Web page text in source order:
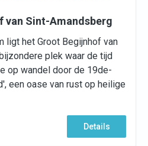
van Sint-Amandsberg
ligt het Groot Begijnhof van
plek waar de tijd
op wandel door de 19de-
een oase van rust op heilige
Details